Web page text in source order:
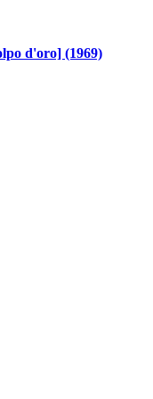
d'oro] (1969)